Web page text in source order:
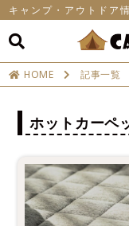
キャンプ・アウトドア
HOME 記事一覧
ホットカーペ